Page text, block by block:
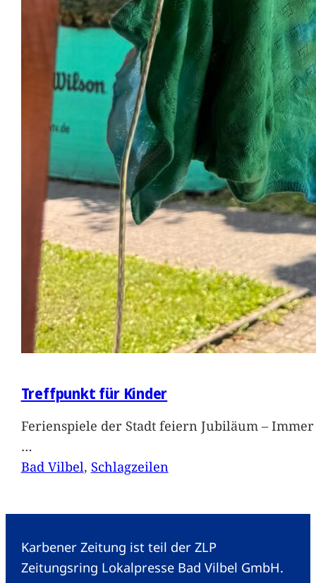
Treffpunkt für Kinder
Ferienspiele der Stadt feiern Jubiläum –
…
Bad Vilbel, Schlagzeilen
Karbener Zeitung ist teil der ZLP
Zeitungsring Lokalpresse Bad Vilbel GmbH.